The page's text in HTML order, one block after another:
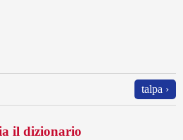
talpa ›
il dizionario